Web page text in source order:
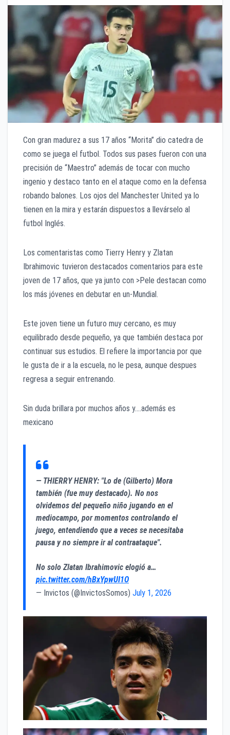
Con gran madurez a sus 17 años “Morita” dio catedra de
como se juega el futbol. Todos sus pases fueron con una
precisión de “Maestro” además de tocar con mucho
ingenio y destaco tanto en el ataque como en la defensa
robando balones. Los ojos del Manchester United ya lo
tienen en la mira y estarán dispuestos a llevárselo al
futbol Inglés.
Los comentaristas como Tierry Henry y Zlatan
Ibrahimovic tuvieron destacados comentarios para este
joven de 17 años, que ya junto con >Pele destacan como
los más jóvenes en debutar en un-Mundial.
Este joven tiene un futuro muy cercano, es muy
equilibrado desde pequeño, ya que también destaca por
continuar sus estudios. El refiere la importancia por que
le gusta de ir a la escuela, no le pesa, aunque despues
regresa a seguir entrenando.
Sin duda brillara por muchos años y.…además es
mexicano
— THIERRY HENRY: "Lo de (Gilberto) Mora
también (fue muy destacado). No nos
olvidemos del pequeño niño jugando en el
mediocampo, por momentos controlando el
juego, entendiendo que a veces se necesitaba
pausa y no siempre ir al contraataque".
No solo Zlatan Ibrahimovic elogió a…
pic.twitter.com/hBxYpwUI1O
— Invictos (@InvictosSomos) July 1, 2026